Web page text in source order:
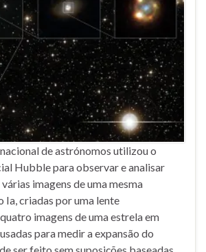
de astrónomos utilizou o
Hubble para observar e analisar
imagens de uma mesma
Ia, criadas por uma lente
imagens de uma estrela em
para medir a expansão do
ser feito sem suposições baseadas …